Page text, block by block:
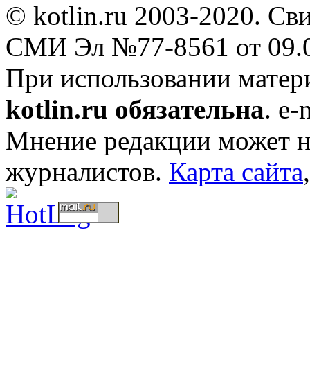
© kotlin.ru 2003-2020.
СМИ Эл №77-8561 от
При использовании
kotlin.ru обязательна. e-
Мнение редакции может
журналистов. Карта сайта